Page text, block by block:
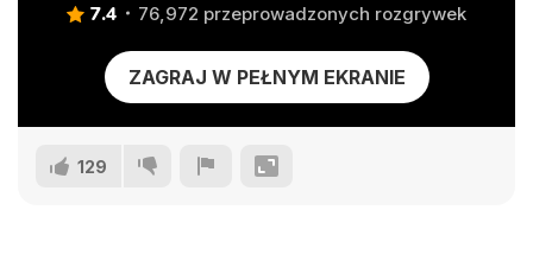
7.4 76,972 przeprowadzonych rozgrywek
ZAGRAJ W PEŁNYM EKRANIE
129